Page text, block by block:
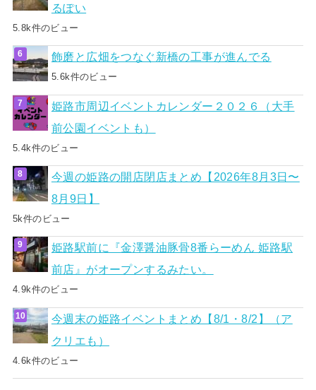
るぽい
5.8k件のビュー
飾磨と広畑をつなぐ新橋の工事が進んでる
5.6k件のビュー
姫路市周辺イベントカレンダー２０２６（大手
前公園イベントも）
5.4k件のビュー
今週の姫路の開店閉店まとめ【2026年8月3日〜
8月9日】
5k件のビュー
姫路駅前に『金澤醤油豚骨8番らーめん 姫路駅
前店』がオープンするみたい。
4.9k件のビュー
今週末の姫路イベントまとめ【8/1・8/2】（ア
クリエも）
4.6k件のビュー